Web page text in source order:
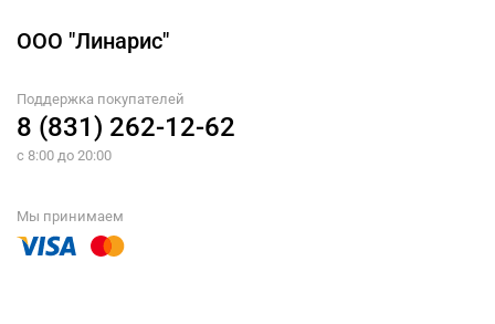
ООО "Линарис"
Поддержка покупателей
8 (831) 262-12-62
с 8:00 до 20:00
Мы принимаем